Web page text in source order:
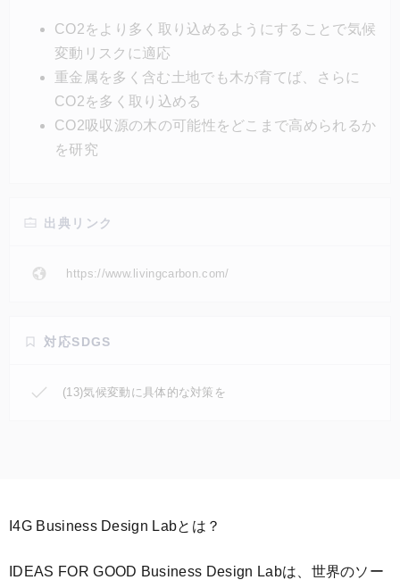
くい木を作る研究も行っている。この技術を使えば、
重金属を多く含む劣化した土地でも木が育つというメ
リットがある。
CO2をより多く取り込めるようにすることで気候
変動リスクに適応
重金属を多く含む土地でも木が育てば、さらに
CO2を多く取り込める
CO2吸収源の木の可能性をどこまで高められるか
を研究
出典リンク
https://www.livingcarbon.com/
対応SDGS
(13)気候変動に具体的な対策を
I4G Business Design Labとは？
IDEAS FOR GOOD Business Design Labは、世界のソー